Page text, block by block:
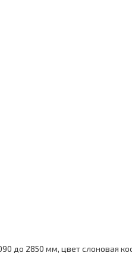
до 2850 мм, цвет слоновая